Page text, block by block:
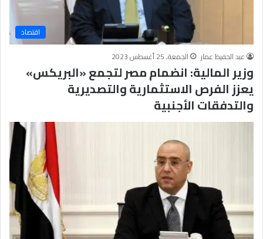
اقتصاد
عبد الحفيظ عمار
الجمعة, 25 أغسطس 2023
وزير المالية: انضمام مصر لتجمع «البريكس»
يعزز الفرص الاستثمارية والتصديرية
والتدفقات الأجنبية